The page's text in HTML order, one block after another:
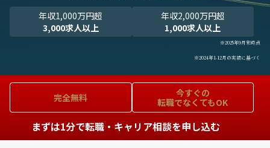
年収1,000万円超
3,000求人以上
年収2,000万円超
1,000求人以上
※2025年9月末時点
※2024年1-12月の実績に基づく
完全無料
今すぐの
転職でなくてもOK
まずは1分で転職・キャリア相談を申し込む